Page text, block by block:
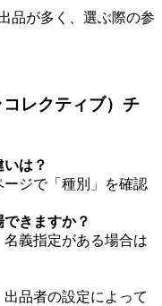
品が多く、選ぶ際の参
レクティブ）チ
は？
ジで「種別」を確認
きますか？
義指定がある場合は
品者の設定によって